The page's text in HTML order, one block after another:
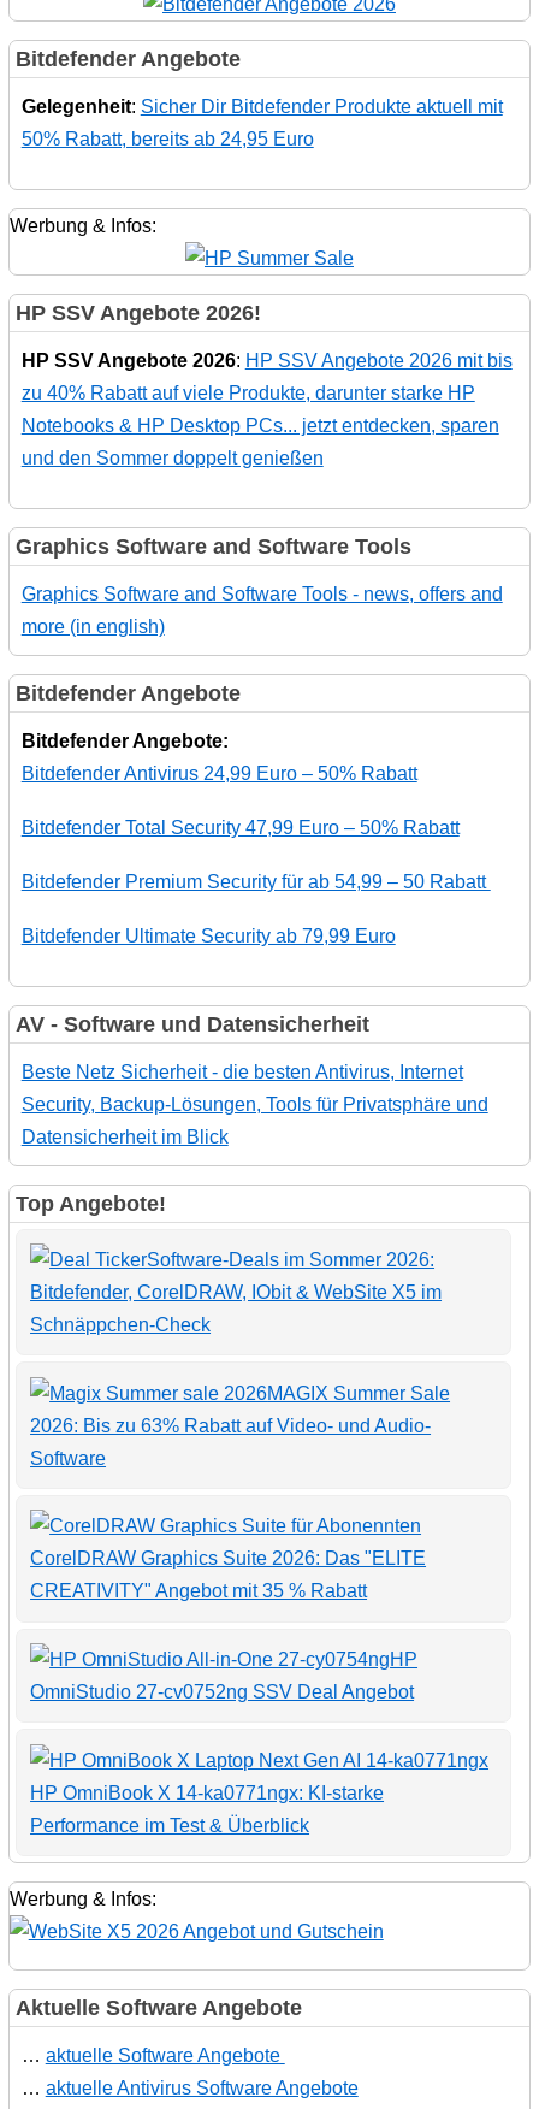
Bitdefender Angebote
Gelegenheit: Sicher Dir Bitdefender Produkte aktuell mit
50% Rabatt, bereits ab 24,95 Euro
Werbung & Infos:
HP SSV Angebote 2026!
HP SSV Angebote 2026: HP SSV Angebote 2026 mit bis
zu 40% Rabatt auf viele Produkte, darunter starke HP
Notebooks & HP Desktop PCs... jetzt entdecken, sparen
und den Sommer doppelt genießen
Graphics Software and Software Tools
Graphics Software and Software Tools - news, offers and
more (in english)
Bitdefender Angebote
Bitdefender Angebote:
Bitdefender Antivirus 24,99 Euro – 50% Rabatt
Bitdefender Total Security 47,99 Euro – 50% Rabatt
Bitdefender Premium Security für ab 54,99 – 50 Rabatt
Bitdefender Ultimate Security ab 79,99 Euro
AV - Software und Datensicherheit
Beste Netz Sicherheit - die besten Antivirus, Internet
Security, Backup-Lösungen, Tools für Privatsphäre und
Datensicherheit im Blick
Top Angebote!
Software-Deals im Sommer 2026:
Bitdefender, CorelDRAW, IObit & WebSite X5 im
Schnäppchen-Check
MAGIX Summer Sale
2026: Bis zu 63% Rabatt auf Video- und Audio-
Software
CorelDRAW Graphics Suite 2026: Das "ELITE
CREATIVITY" Angebot mit 35 % Rabatt
HP
OmniStudio 27-cv0752ng SSV Deal Angebot
HP OmniBook X 14-ka0771ngx: KI-starke
Performance im Test & Überblick
Werbung & Infos:
Aktuelle Software Angebote
… aktuelle Software Angebote
… aktuelle Antivirus Software Angebote